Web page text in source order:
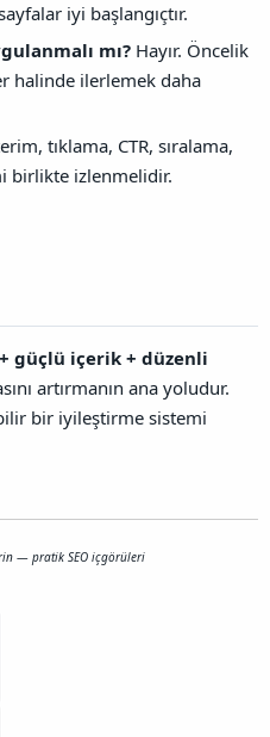
iyi başlangıçtır.
mı? Hayır. Öncelik
halinde ilerlemek daha
tıklama, CTR, sıralama,
birlikte izlenmelidir.
güçlü içerik + düzenli
artırmanın ana yoludur.
bir iyileştirme sistemi
— pratik SEO içgörüleri